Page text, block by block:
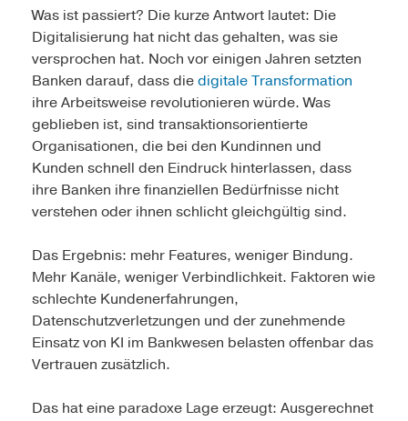
Was ist passiert? Die kurze Antwort lautet: Die
Digitalisierung hat nicht das gehalten, was sie
versprochen hat. Noch vor einigen Jahren setzten
Banken darauf, dass diedigitale Transformation
ihre Arbeitsweise revolutionieren würde. Was
geblieben ist, sind transaktionsorientierte
Organisationen, die bei den Kundinnen und
Kunden schnell den Eindruck hinterlassen, dass
ihre Banken ihre finanziellen Bedürfnisse nicht
verstehen oder ihnen schlicht gleichgültig sind.
Das Ergebnis: mehr Features, weniger Bindung.
Mehr Kanäle, weniger Verbindlichkeit. Faktoren wie
schlechte Kundenerfahrungen,
Datenschutzverletzungen und der zunehmende
Einsatz von KI im Bankwesen belasten offenbar das
Vertrauen zusätzlich.
Das hat eine paradoxe Lage erzeugt: Ausgerechnet